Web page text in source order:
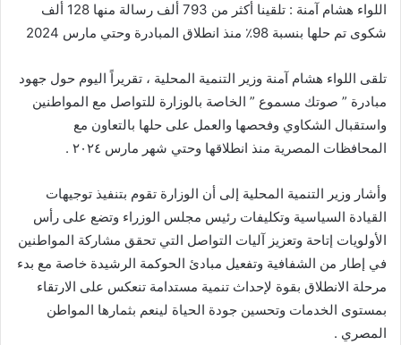
اللواء هشام آمنة : تلقينا أكثر من 793 ألف رسالة منها 128 ألف
شكوى تم حلها بنسبة 98٪ منذ انطلاق المبادرة وحتي مارس 2024
تلقى اللواء هشام آمنة وزير التنمية المحلية ، تقريراً اليوم حول جهود
مبادرة ” صوتك مسموع ” الخاصة بالوزارة للتواصل مع المواطنين
واستقبال الشكاوي وفحصها والعمل على حلها بالتعاون مع
المحافظات المصرية منذ انطلاقها وحتي شهر مارس ٢٠٢٤ .
وأشار وزير التنمية المحلية إلى أن الوزارة تقوم بتنفيذ توجيهات
القيادة السياسية وتكليفات رئيس مجلس الوزراء وتضع على رأس
الأولويات إتاحة وتعزيز آليات التواصل التي تحقق مشاركة المواطنين
في إطار من الشفافية وتفعيل مبادئ الحوكمة الرشيدة خاصة مع بدء
مرحلة الانطلاق بقوة لإحداث تنمية مستدامة تنعكس على الارتقاء
بمستوى الخدمات وتحسين جودة الحياة لينعم بثمارها المواطن
المصري .